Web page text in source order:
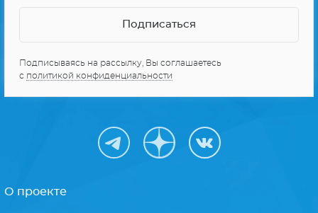
Подписываясь на рассылку, Вы соглашаетесь
с политикой конфиденциальности
О проекте